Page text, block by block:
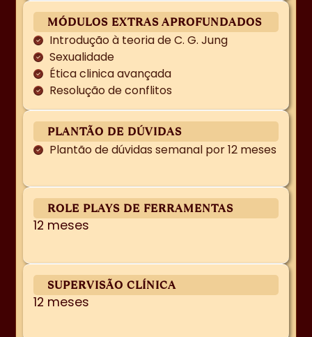
MÓDULOS EXTRAS APROFUNDADOS
Introdução à teoria de C. G. Jung
Sexualidade
Ética clinica avançada
Resolução de conflitos
PLANTÃO DE DÚVIDAS
Plantão de dúvidas semanal por 12 meses
ROLE PLAYS DE FERRAMENTAS
12 meses
SUPERVISÃO CLÍNICA
12 meses